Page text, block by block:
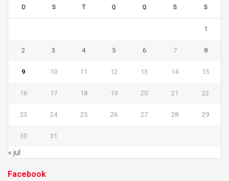
D S T Q Q S S
1
2 3 4 5 6 7 8
9 10 11 12 13 14 15
16 17 18 19 20 21 22
23 24 25 26 27 28 29
30 31
« jul
Facebook